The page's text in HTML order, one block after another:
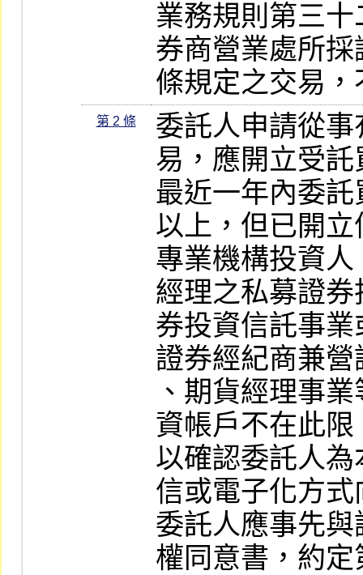
業務規則第三
券商營業處所
條規定之交易
第 2 條
委託人申請從
易，應開立受
最近一年內委
以上，但已開
專業機構投資
經理之私募證
券投資信託事
證券經紀商兼
、期貨經理事
資帳戶不在此
以確認委託人
信或電子化方
委託人應事先
權同意書，約